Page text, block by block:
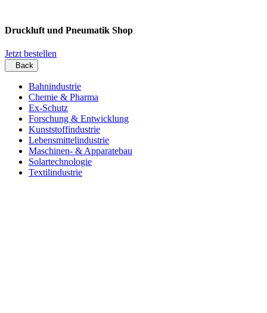
Druckluft und Pneumatik Shop
Jetzt bestellen
Back
Bahnindustrie
Chemie & Pharma
Ex-Schutz
Forschung & Entwicklung
Kunststoffindustrie
Lebensmittelindustrie
Maschinen- & Apparatebau
Solartechnologie
Textilindustrie